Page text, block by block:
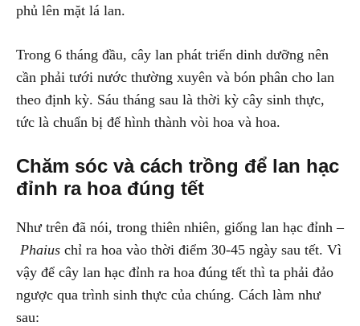
phủ lên mặt lá lan.
Trong 6 tháng đầu, cây lan phát triển dinh dưỡng nên
cần phải tưới nước thường xuyên và bón phân cho lan
theo định kỳ. Sáu tháng sau là thời kỳ cây sinh thực,
tức là chuẩn bị để hình thành vòi hoa và hoa.
Chăm sóc và cách trồng để lan hạc
đỉnh ra hoa đúng tết
Như trên đã nói, trong thiên nhiên, giống lan hạc đỉnh –
Phaius chỉ ra hoa vào thời điểm 30-45 ngày sau tết. Vì
vậy để cây lan hạc đỉnh ra hoa đúng tết thì ta phải đảo
ngược qua trình sinh thực của chúng. Cách làm như
sau: